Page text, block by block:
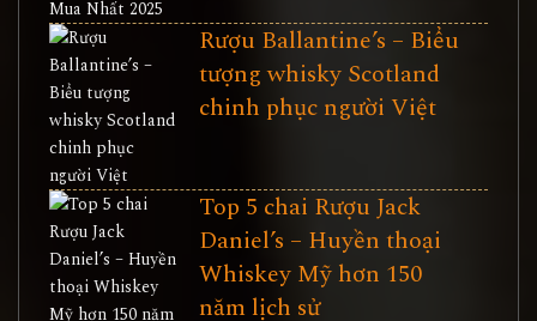
Rượu Ballantine’s – Biểu
tượng whisky Scotland
chinh phục người Việt
Top 5 chai Rượu Jack
Daniel’s – Huyền thoại
Whiskey Mỹ hơn 150
năm lịch sử